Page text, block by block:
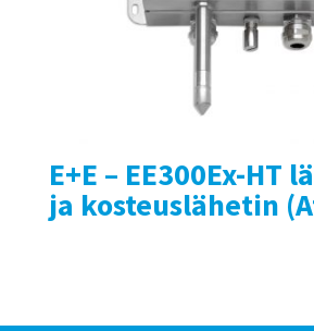
E+E – EE300Ex-HT
ja kosteuslähetin